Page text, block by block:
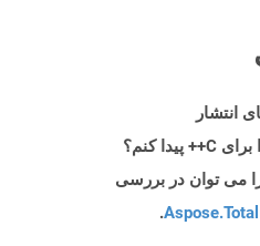
انتشار
می توان در بررسی
.